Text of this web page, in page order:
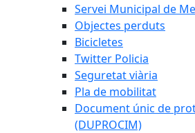
Servei Municipal de
Objectes perduts
Bicicletes
Twitter Policia
Seguretat viària
Pla de mobilitat
Document únic de
(DUPROCIM)